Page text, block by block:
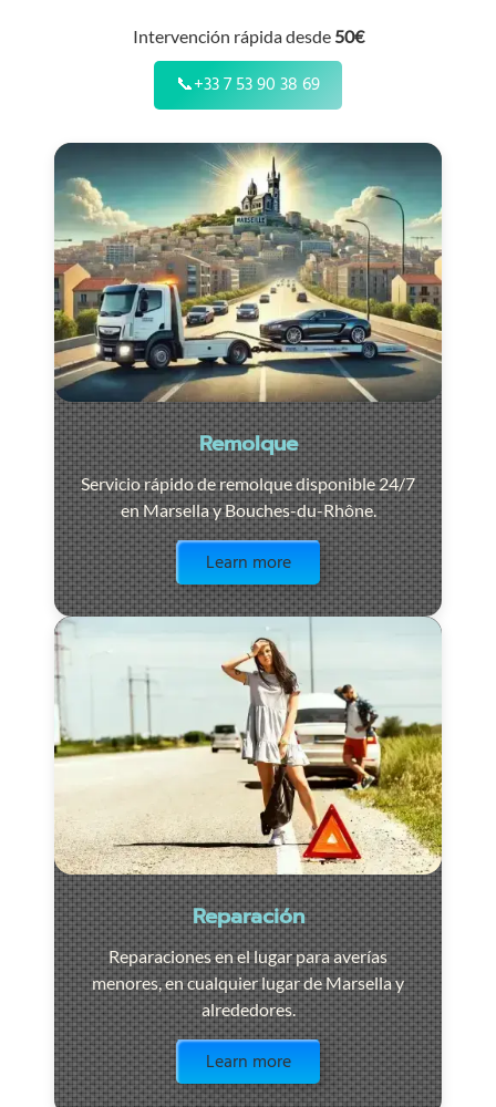
Intervención rápida desde 50€
📞+33 7 53 90 38 69
Remolque
Servicio rápido de remolque disponible 24/7
en Marsella y Bouches-du-Rhône.
Learn more
Reparación
Reparaciones en el lugar para averías
menores, en cualquier lugar de Marsella y
alrededores.
Learn more